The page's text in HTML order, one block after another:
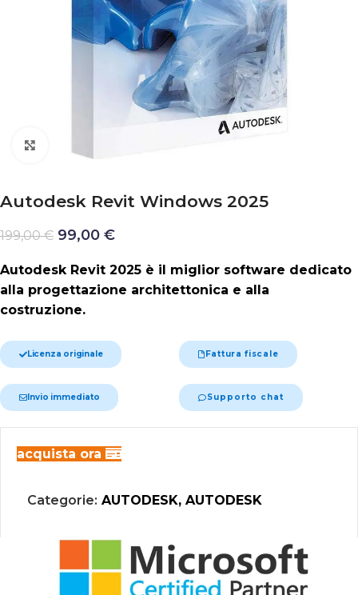
Autodesk Revit Windows 2025
199,00€ 99,00 €
Autodesk Revit 2025 è il miglior software dedicato
alla progettazione architettonica e alla
costruzione.
Licenza originale Fattura fiscale
Invio immediato Supporto chat
acquista ora
Categorie: AUTODESK, AUTODESK